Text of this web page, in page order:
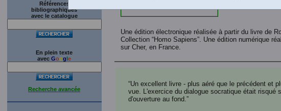
Références
bibliographiques
avec le catalogue
En plein texte
avec Google
Recherche avancée
Une édition électronique réalisée à partir du livre de
Collection “Homo Sapiens”. Une édition numérique
sur Cher, en France.
“Un excellent livre - plus aéré que le précédent et
vue. L'exercice du dialogue socratique était
d'ouverture au fond.”